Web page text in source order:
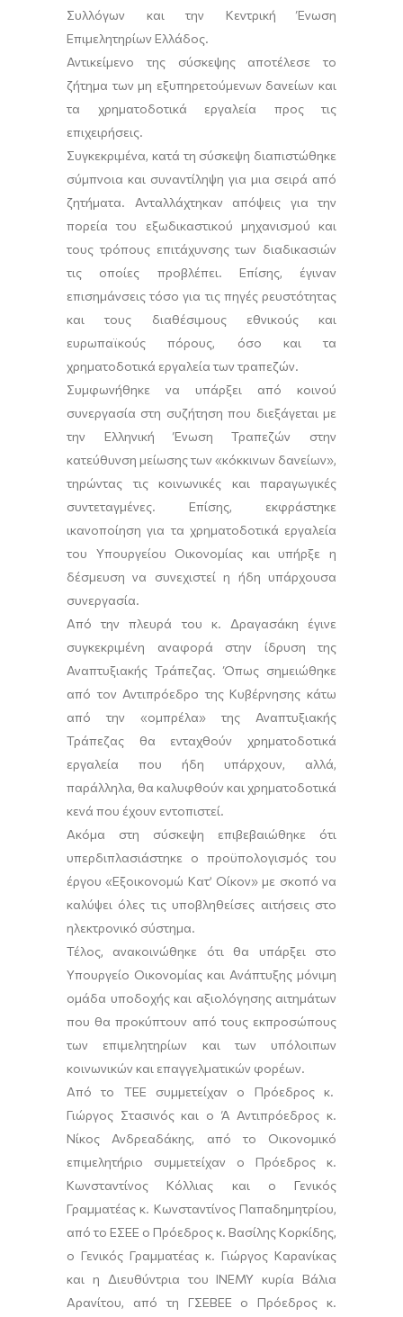
Συλλόγων και την Κεντρική Ένωση
Επιμελητηρίων Ελλάδος.
Αντικείμενο της σύσκεψης αποτέλεσε το
ζήτημα των μη εξυπηρετούμενων δανείων και
τα χρηματοδοτικά εργαλεία προς τις
επιχειρήσεις.
Συγκεκριμένα, κατά τη σύσκεψη διαπιστώθηκε
σύμπνοια και συναντίληψη για μια σειρά από
ζητήματα. Ανταλλάχτηκαν απόψεις για την
πορεία του εξωδικαστικού μηχανισμού και
τους τρόπους επιτάχυνσης των διαδικασιών
τις οποίες προβλέπει. Επίσης, έγιναν
επισημάνσεις τόσο για τις πηγές ρευστότητας
και τους διαθέσιμους εθνικούς και
ευρωπαϊκούς πόρους, όσο και τα
χρηματοδοτικά εργαλεία των τραπεζών.
Συμφωνήθηκε να υπάρξει από κοινού
συνεργασία στη συζήτηση που διεξάγεται με
την Ελληνική Ένωση Τραπεζών στην
κατεύθυνση μείωσης των «κόκκινων δανείων»,
τηρώντας τις κοινωνικές και παραγωγικές
συντεταγμένες. Επίσης, εκφράστηκε
ικανοποίηση για τα χρηματοδοτικά εργαλεία
του Υπουργείου Οικονομίας και υπήρξε η
δέσμευση να συνεχιστεί η ήδη υπάρχουσα
συνεργασία.
Από την πλευρά του κ. Δραγασάκη έγινε
συγκεκριμένη αναφορά στην ίδρυση της
Αναπτυξιακής Τράπεζας. Όπως σημειώθηκε
από τον Αντιπρόεδρο της Κυβέρνησης κάτω
από την «ομπρέλα» της Αναπτυξιακής
Τράπεζας θα ενταχθούν χρηματοδοτικά
εργαλεία που ήδη υπάρχουν, αλλά,
παράλληλα, θα καλυφθούν και χρηματοδοτικά
κενά που έχουν εντοπιστεί.
Ακόμα στη σύσκεψη επιβεβαιώθηκε ότι
υπερδιπλασιάστηκε ο προϋπολογισμός του
έργου «Εξοικονομώ Κατ’ Οίκον» με σκοπό να
καλύψει όλες τις υποβληθείσες αιτήσεις στο
ηλεκτρονικό σύστημα.
Τέλος, ανακοινώθηκε ότι θα υπάρξει στο
Υπουργείο Οικονομίας και Ανάπτυξης μόνιμη
ομάδα υποδοχής και αξιολόγησης αιτημάτων
που θα προκύπτουν από τους εκπροσώπους
των επιμελητηρίων και των υπόλοιπων
κοινωνικών και επαγγελματικών φορέων.
Από το ΤΕΕ συμμετείχαν ο Πρόεδρος κ.
Γιώργος Στασινός και ο Ά Αντιπρόεδρος κ.
Νίκος Ανδρεαδάκης, από το Οικονομικό
επιμελητήριο συμμετείχαν ο Πρόεδρος κ.
Κωνσταντίνος Κόλλιας και ο Γενικός
Γραμματέας κ. Κωνσταντίνος Παπαδημητρίου,
από το ΕΣΕΕ ο Πρόεδρος κ. Βασίλης Κορκίδης,
ο Γενικός Γραμματέας κ. Γιώργος Καρανίκας
και η Διευθύντρια του ΙΝΕΜΥ κυρία Βάλια
Αρανίτου, από τη ΓΣΕΒΕΕ ο Πρόεδρος κ.